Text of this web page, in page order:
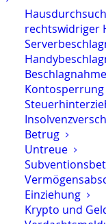
rechtswidriger
Kontosperrung
Betrug
Untreue
Einziehung
Krypto und
Ich vertrete
Berufsträger
Phasen des
Wer mit
konfrontiert
Hinweise,
schnelle
Arbeit